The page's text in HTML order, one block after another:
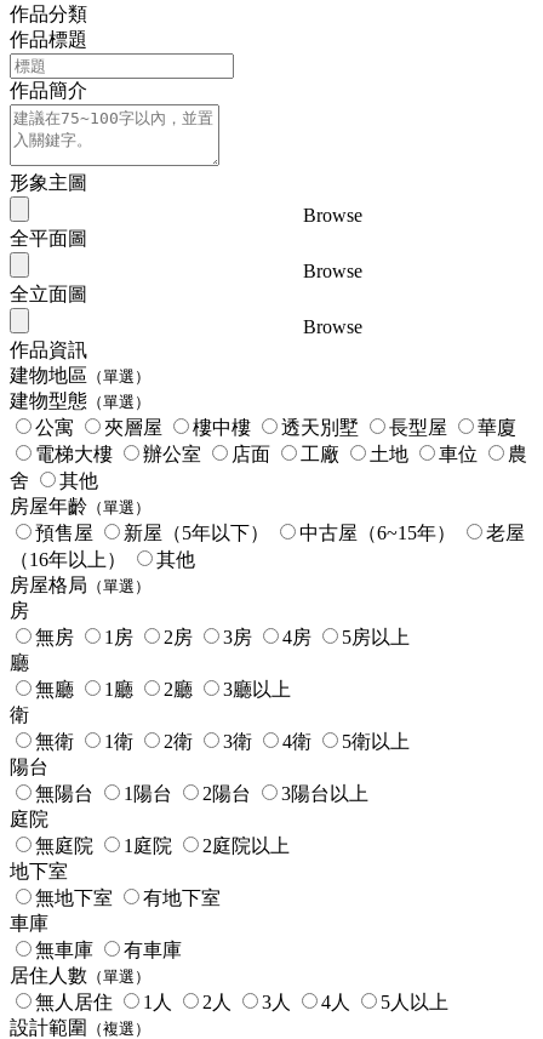
作品分類
作品標題
作品簡介
形象主圖
Browse
全平面圖
Browse
全立面圖
Browse
作品資訊
建物地區 （單選）
建物型態 （單選）
公寓 夾層屋 樓中樓 透天別墅 長型屋
華廈
電梯大樓
辦公室 店面 工廠 土地 車位
農
舍
其他
房屋年齡 （單選）
預售屋 新屋（5年以下） 中古屋（6~15年）
老屋
（16年以上）
其他
房屋格局 （單選）
房
無房
1房 2房 3房 4房
5房以上
廳
無廳
1廳 2廳
3廳以上
衛
無衛
1衛 2衛 3衛 4衛
5衛以上
陽台
無陽台
1陽台 2陽台
3陽台以上
庭院
無庭院
1庭院
2庭院以上
地下室
無地下室
有地下室
車庫
無車庫
有車庫
居住人數 （單選）
無人居住 1人 2人 3人 4人
5人以上
設計範圍
（複選）